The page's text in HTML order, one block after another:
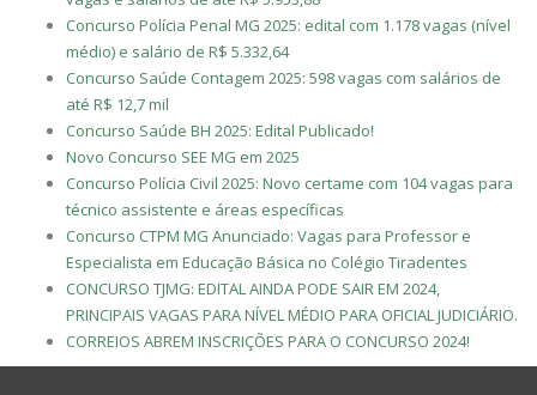
Concurso Polícia Penal MG 2025: edital com 1.178 vagas (nível
médio) e salário de R$ 5.332,64
Concurso Saúde Contagem 2025: 598 vagas com salários de
até R$ 12,7 mil
Concurso Saúde BH 2025: Edital Publicado!
Novo Concurso SEE MG em 2025
Concurso Polícia Civil 2025: Novo certame com 104 vagas para
técnico assistente e áreas específicas
Concurso CTPM MG Anunciado: Vagas para Professor e
Especialista em Educação Básica no Colégio Tiradentes
CONCURSO TJMG: EDITAL AINDA PODE SAIR EM 2024,
PRINCIPAIS VAGAS PARA NÍVEL MÉDIO PARA OFICIAL JUDICIÁRIO.
CORREIOS ABREM INSCRIÇÕES PARA O CONCURSO 2024!